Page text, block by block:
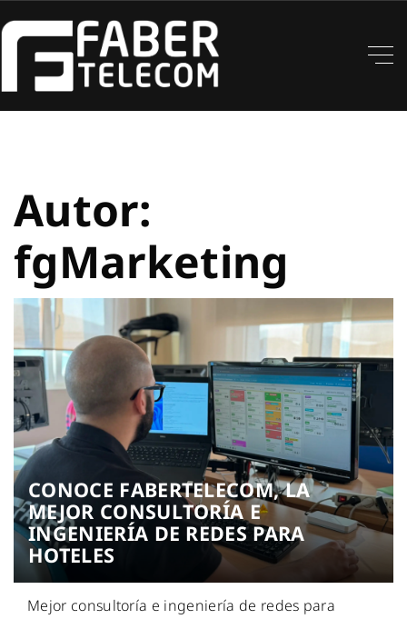
Autor:
fgMarketing
CONOCE FABERTELECOM, LA
MEJOR CONSULTORÍA E
INGENIERÍA DE REDES PARA
HOTELES
Mejor consultoría e ingeniería de redes para